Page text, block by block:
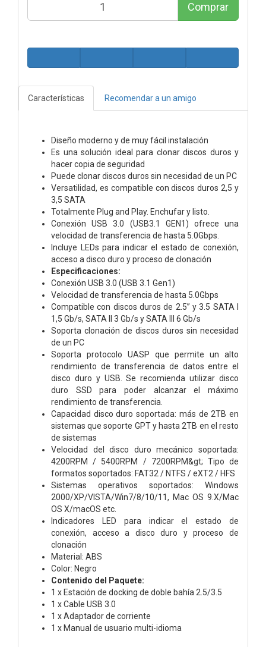
Comprar
Características Recomendar a un amigo
Diseño moderno y de muy fácil instalación
Es una solución ideal para clonar discos duros y
hacer copia de seguridad
Puede clonar discos duros sin necesidad de un PC
Versatilidad, es compatible con discos duros 2,5 y
3,5 SATA
Totalmente Plug and Play. Enchufar y listo.
Conexión USB 3.0 (USB3.1 GEN1) ofrece una
velocidad de transferencia de hasta 5.0Gbps.
Incluye LEDs para indicar el estado de conexión,
acceso a disco duro y proceso de clonación
Especificaciones:
Conexión USB 3.0 (USB 3.1 Gen1)
Velocidad de transferencia de hasta 5.0Gbps
Compatible con discos duros de 2.5” y 3.5 SATA I
1,5 Gb/s, SATA II 3 Gb/s y SATA III 6 Gb/s
Soporta clonación de discos duros sin necesidad
de un PC
Soporta protocolo UASP que permite un alto
rendimiento de transferencia de datos entre el
disco duro y USB. Se recomienda utilizar disco
duro SSD para poder alcanzar el máximo
rendimiento de transferencia.
Capacidad disco duro soportada: más de 2TB en
sistemas que soporte GPT y hasta 2TB en el resto
de sistemas
Velocidad del disco duro mecánico soportada:
4200RPM / 5400RPM / 7200RPM&gt; Tipo de
formatos soportados: FAT32 / NTFS / eXT2 / HFS
Sistemas operativos soportados: Windows
2000/XP/VISTA/Win7/8/10/11, Mac OS 9.X/Mac
OS X/macOS etc.
Indicadores LED para indicar el estado de
conexión, acceso a disco duro y proceso de
clonación
Material: ABS
Color: Negro
Contenido del Paquete:
1 x Estación de docking de doble bahía 2.5/3.5
1 x Cable USB 3.0
1 x Adaptador de corriente
1 x Manual de usuario multi-idioma